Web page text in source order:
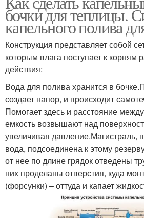
бочки для теплицы.
капельного полива
Конструкция представляет собой
которым влага поступает к корням
действия:
Вода для полива хранится в
создает напор, и происходит
Помогает здесь и расстояние
емкость возвышают над
увеличивая давление.Магистраль,
вода, подсоединена к этому
от нее по длине грядок отведены
них проделаны отверстия, куда
(форсунки) – оттуда и капает